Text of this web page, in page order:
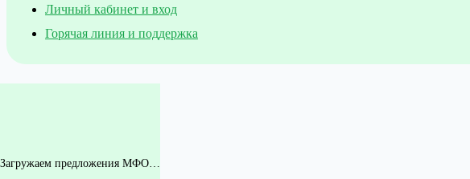
Личный кабинет и вход
Горячая линия и поддержка
Загружаем предложения МФО…